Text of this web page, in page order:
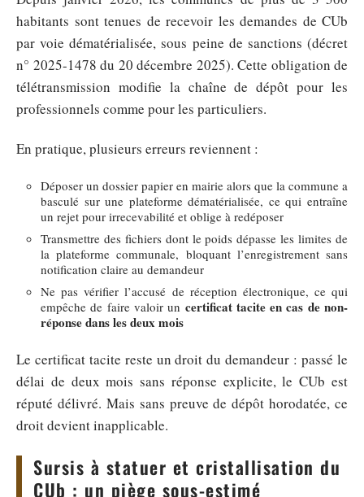
habitants sont tenues de recevoir les demandes de CUb
par voie dématérialisée, sous peine de sanctions (décret
n° 2025-1478 du 20 décembre 2025). Cette obligation de
télétransmission modifie la chaîne de dépôt pour les
professionnels comme pour les particuliers.
En pratique, plusieurs erreurs reviennent :
Déposer un dossier papier en mairie alors que la commune a
basculé sur une plateforme dématérialisée, ce qui entraîne
un rejet pour irrecevabilité et oblige à redéposer
Transmettre des fichiers dont le poids dépasse les limites de
la plateforme communale, bloquant l’enregistrement sans
notification claire au demandeur
Ne pas vérifier l’accusé de réception électronique, ce qui
empêche de faire valoir un certificat tacite en cas de non-
réponse dans les deux mois
Le certificat tacite reste un droit du demandeur : passé le
délai de deux mois sans réponse explicite, le CUb est
réputé délivré. Mais sans preuve de dépôt horodatée, ce
droit devient inapplicable.
Sursis à statuer et cristallisation du
CUb : un piège sous-estimé